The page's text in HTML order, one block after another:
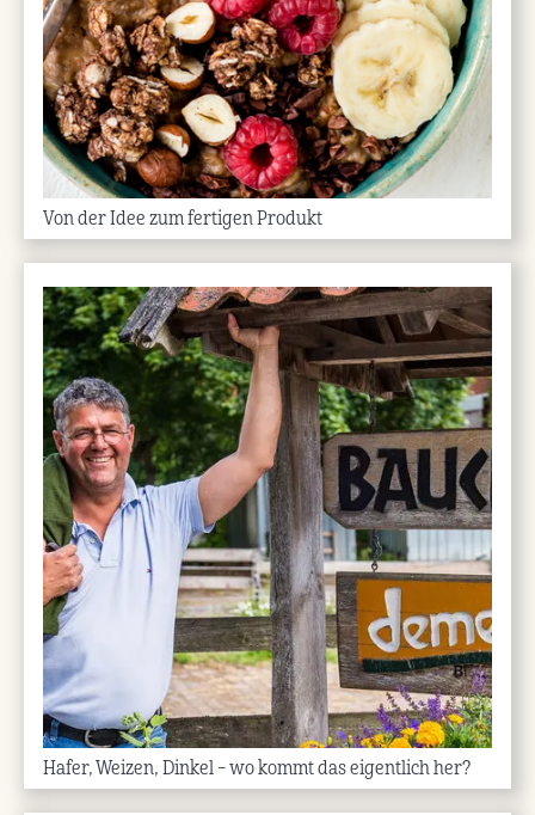
Von der Idee zum fertigen Produkt
Hafer, Weizen, Dinkel – wo kommt das eigentlich her?